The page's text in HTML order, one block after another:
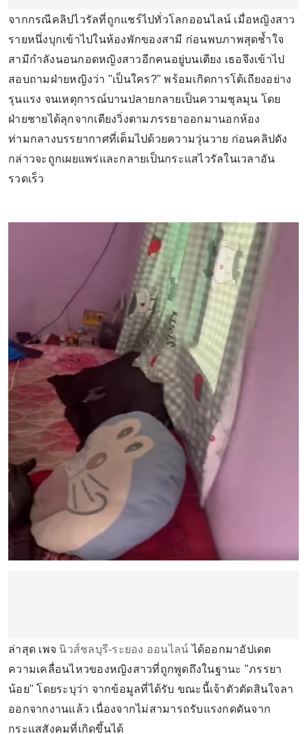
จากกรณีคลิปไวรัลที่ถูกแชร์ไปทั่วโลกออนไลน์ เมื่อหญิงสาว
รายหนึ่งบุกเข้าไปในห้องพักของสามี ก่อนพบภาพสุดช้ำใจ
สามีกำลังนอนกอดหญิงสาวอีกคนอยู่บนเตียง เธอจึงเข้าไป
สอบถามฝ่ายหญิงว่า "เป็นใคร?" พร้อมเกิดการโต้เถียงอย่าง
รุนแรง จนเหตุการณ์บานปลายกลายเป็นความชุลมุน โดย
ฝ่ายชายได้ลุกจากเตียงวิ่งตามภรรยาออกมานอกห้อง
ท่ามกลางบรรยากาศที่เต็มไปด้วยความวุ่นวาย ก่อนคลิปดัง
กล่าวจะถูกเผยแพร่และกลายเป็นกระแสไวรัลในเวลาอัน
รวดเร็ว
ล่าสุด เพจ นิวส์ชลบุรี-ระยอง ออนไลน์ ได้ออกมาอัปเดต
ความเคลื่อนไหวของหญิงสาวที่ถูกพูดถึงในฐานะ "ภรรยา
น้อย" โดยระบุว่า จากข้อมูลที่ได้รับ ขณะนี้เจ้าตัวตัดสินใจลา
ออกจากงานแล้ว เนื่องจากไม่สามารถรับแรงกดดันจาก
กระแสสังคมที่เกิดขึ้นได้